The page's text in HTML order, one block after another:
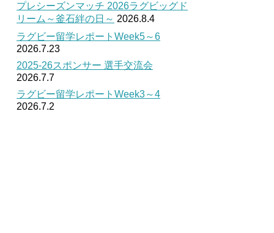
プレシーズンマッチ 2026ラグビッグド
リーム～釜石絆の日～ 2026.8.4
ラグビー留学レポートWeek5～6
2026.7.23
2025-26スポンサー 選手交流会
2026.7.7
ラグビー留学レポートWeek3～4
2026.7.2